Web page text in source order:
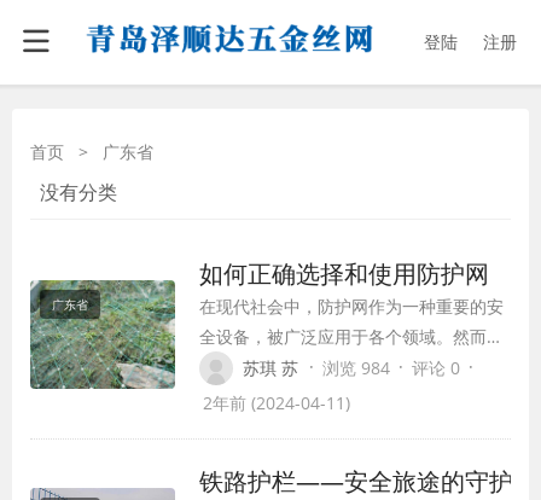
登陆 注册
首页 > 广东省
没有分类
广东省
如何正确选择和使用防护网
在现代社会中，防护网作为一种重要的安
全设备，被广泛应用于各个领域。然而，
由于市场上各种类型的防护网琳琅满目，
选择和使用合适的防护网成为了一项重要
自身安全。
苏琪 苏 · 浏览 984 · 评论 0 ·
2年前 (2024-04-11)
铁路护栏——安全旅途的守护者